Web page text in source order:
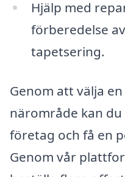
Hjälp med
förberedelse
tapetsering.
Genom att välja en
närområde kan du
företag och få en
Genom vår